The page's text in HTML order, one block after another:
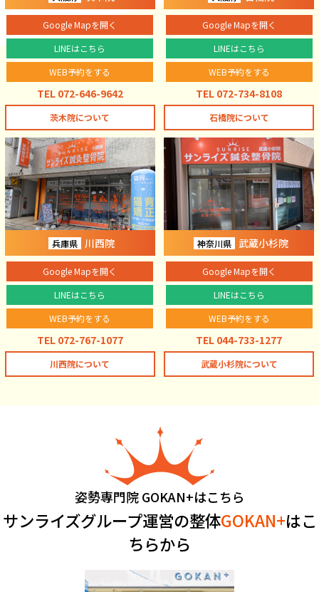
Google Mapを開く
LINEはこちら
WEB予約をする
TEL 072-646-9642
茨木院について
Google Mapを開く
LINEはこちら
WEB予約をする
TEL 072-734-8108
石橋院について
兵庫県 川西院
Google Mapを開く
LINEはこちら
WEB予約をする
TEL 072-767-1077
川西院について
神奈川県 武蔵小杉院
Google Mapを開く
LINEはこちら
WEB予約をする
TEL 044-733-1277
武蔵小杉院について
姿勢専門院 GOKAN+はこちら
サンライズグループ運営の整体GOKAN+はこ
ちらから